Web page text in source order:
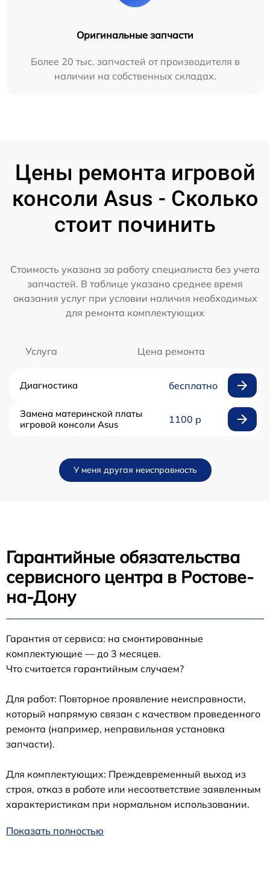
Оригинальные запчасти
Более 20 тыс. запчастей от производителя в
наличии на собственных складах.
Цены ремонта игровой
консоли Asus - Сколько
стоит починить
Стоимость указана за работу специалиста без учета
запчастей. В таблице указано среднее время
оказания услуг при условии наличия необходимых
для ремонта комплектующих
Услуга Цена ремонта
Диагностика бесплатно
Замена материнской платы
игровой консоли Asus
1100 р
У меня другая неисправность
Гарантийные обязательства
сервисного центра в Ростове-
на-Дону
Гарантия от сервиса: на смонтированные
комплектующие — до 3 месяцев.
Что считается гарантийным случаем?
Для работ: Повторное проявление неисправности,
который напрямую связан с качеством проведенного
ремонта (например, неправильная установка
запчасти).
Для комплектующих: Преждевременный выход из
строя, отказ в работе или несоответствие заявленным
характеристикам при нормальном использовании.
Показать полностью